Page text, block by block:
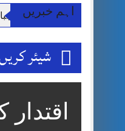
اہم خبریں
وزیر اعظم
قائداعظم نامی
ڈپٹی کمشنر
مون سون
شہید گر وپ
شیئر کریں